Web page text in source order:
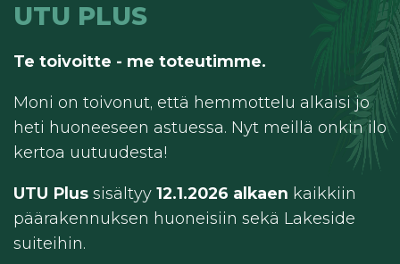
UTU PLUS
Te toivoitte - me toteutimme.
Moni on toivonut, että hemmottelu alkaisi jo
heti huoneeseen astuessa. Nyt meillä onkin ilo
kertoa uutuudesta!
UTU Plus sisältyy 12.1.2026 alkaen kaikkiin
päärakennuksen huoneisiin sekä Lakeside
suiteihin.